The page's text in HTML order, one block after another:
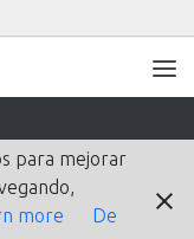
para mejorar
more
De